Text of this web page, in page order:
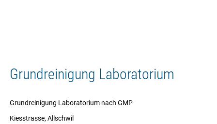
Grundreinigung Laboratorium
Grundreinigung Laboratorium nach GMP
Kiesstrasse, Allschwil